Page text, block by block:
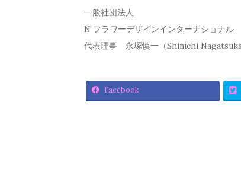
一般社団法人
N フラワーデザインインターナショナル
代表理事 永塚慎一（Shinichi
Facebook